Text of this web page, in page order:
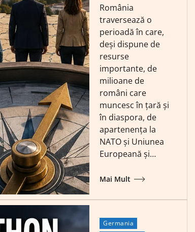
România
traversează o
perioadă în care,
deși dispune de
resurse
importante, de
milioane de
români care
muncesc în țară și
în diaspora, de
apartenența la
NATO și Uniunea
Europeană și…
Mai Mult
Germania